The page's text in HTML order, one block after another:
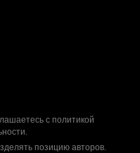
с политикой
.
позицию авторов.